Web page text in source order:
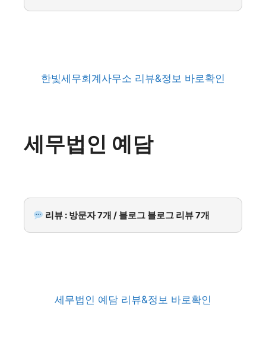
한빛세무회계사무소 리뷰&정보 바로확인
세무법인 예담
리뷰 : 방문자 7개 / 블로그 블로그 리뷰 7개
세무법인 예담 리뷰&정보 바로확인